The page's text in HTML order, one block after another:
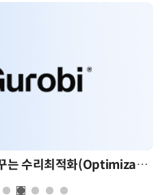
AI 시대의 의사결정을 바꾸는 수리최적화(Optimization): 실제 산업 적용 사례와 활용 전략